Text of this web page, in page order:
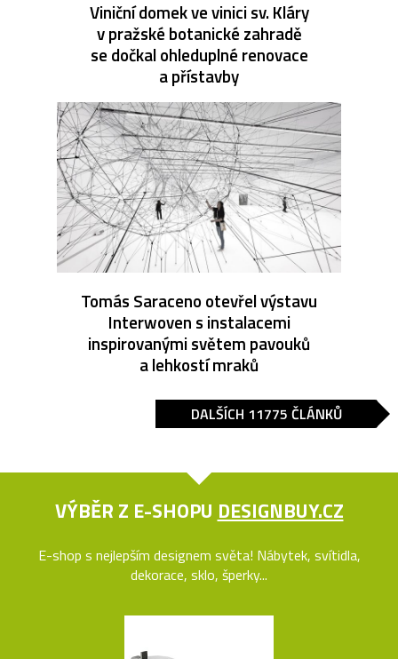
Viniční domek ve vinici sv. Kláry
v pražské botanické zahradě
se dočkal ohleduplné renovace
a přístavby
Tomás Saraceno otevřel výstavu
Interwoven s instalacemi
inspirovanými světem pavouků
a lehkostí mraků
DALŠÍCH 11775 ČLÁNKŮ
VÝBĚR Z E-SHOPU DESIGNBUY.CZ
E-shop s nejlepším designem světa! Nábytek, svítidla,
dekorace, sklo, šperky...